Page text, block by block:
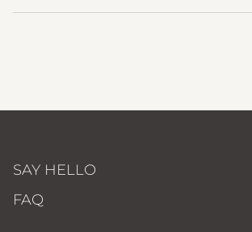
SAY HELLO
FAQ